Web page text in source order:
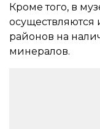
Кроме того, в
осуществляются
районов на
минералов.